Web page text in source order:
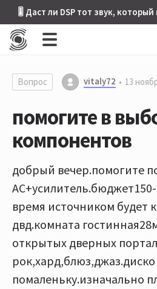
🎚 Даст ли DSP тот звук,
Вопрос vitaly72 13
помогите в
компонентов
добрый вечер.помогите
время источником будет
двд.комната
открытых дверных
помаленьку.изначально